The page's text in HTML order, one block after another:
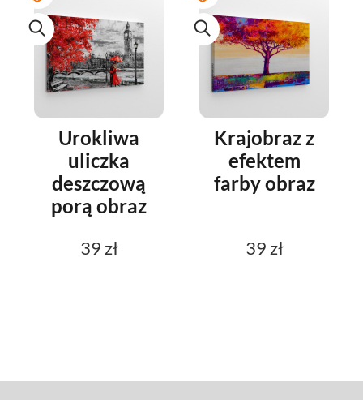
Urokliwa
uliczka
deszczową
porą obraz
39 zł
Krajobraz z
efektem
farby obraz
39 zł